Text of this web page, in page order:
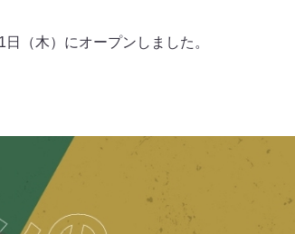
（木）にオープンしました。